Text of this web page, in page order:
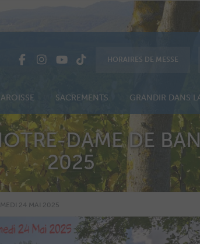
HORAIRES DE MESSE
SACREMENTS GRANDIR DANS
DAME DE
2025
24 MAI 2025